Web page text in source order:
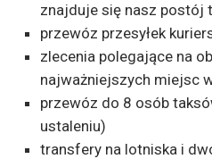
znajduje się nasz postój
przewóz przesyłek
zlecenia polegające na
najważniejszych miejsc
przewóz do 8 osób
ustaleniu)
transfery na lotniska i